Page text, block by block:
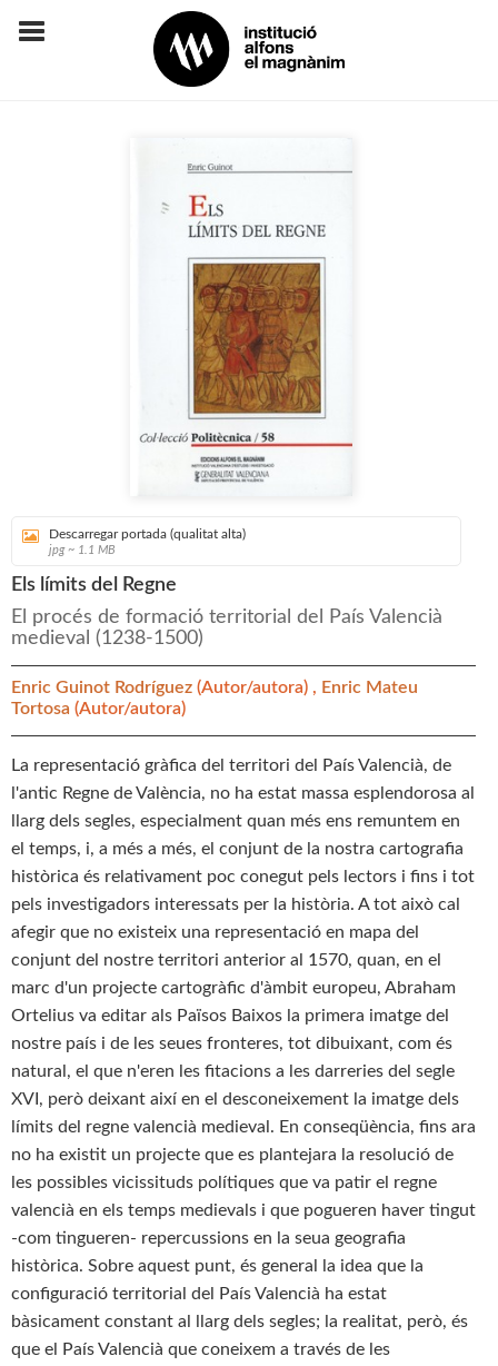
Descarregar portada (qualitat alta)
jpg ~ 1.1 MB
Els límits del Regne
El procés de formació territorial del País Valencià
medieval (1238-1500)
Enric Guinot Rodríguez (Autor/autora) , Enric Mateu
Tortosa (Autor/autora)
La representació gràfica del territori del País Valencià, de
l'antic Regne de València, no ha estat massa esplendorosa al
llarg dels segles, especialment quan més ens remuntem en
el temps, i, a més a més, el conjunt de la nostra cartografia
històrica és relativament poc conegut pels lectors i fins i tot
pels investigadors interessats per la història. A tot això cal
afegir que no existeix una representació en mapa del
conjunt del nostre territori anterior al 1570, quan, en el
marc d'un projecte cartogràfic d'àmbit europeu, Abraham
Ortelius va editar als Països Baixos la primera imatge del
nostre país i de les seues fronteres, tot dibuixant, com és
natural, el que n'eren les fitacions a les darreries del segle
XVI, però deixant així en el desconeixement la imatge dels
límits del regne valencià medieval. En conseqüència, fins ara
no ha existit un projecte que es plantejara la resolució de
les possibles vicissituds polítiques que va patir el regne
valencià en els temps medievals i que pogueren haver tingut
-com tingueren- repercussions en la seua geografia
històrica. Sobre aquest punt, és general la idea que la
configuració territorial del País Valencià ha estat
bàsicament constant al llarg dels segles; la realitat, però, és
que el País Valencià que coneixem a través de les